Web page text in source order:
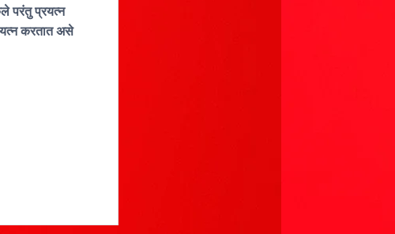
परंतु प्रयत्न
करतात असे